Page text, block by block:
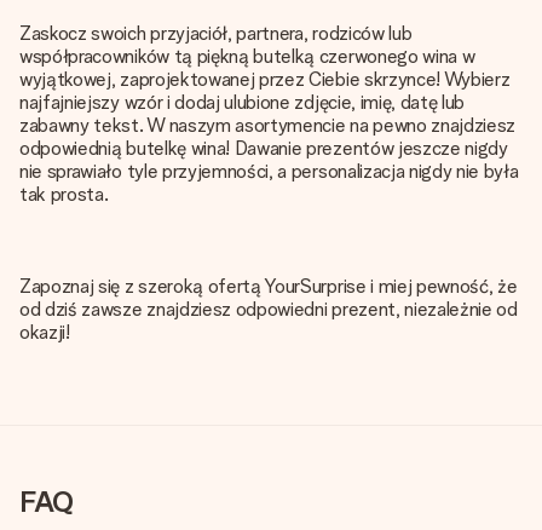
Zaskocz swoich przyjaciół, partnera, rodziców lub
współpracowników tą piękną butelką czerwonego wina w
wyjątkowej, zaprojektowanej przez Ciebie skrzynce! Wybierz
najfajniejszy wzór i dodaj ulubione zdjęcie, imię, datę lub
zabawny tekst. W naszym asortymencie na pewno znajdziesz
odpowiednią butelkę wina! Dawanie prezentów jeszcze nigdy
nie sprawiało tyle przyjemności, a personalizacja nigdy nie była
tak prosta.
Zapoznaj się z szeroką ofertą YourSurprise i miej pewność, że
od dziś zawsze znajdziesz odpowiedni prezent, niezależnie od
okazji!
FAQ